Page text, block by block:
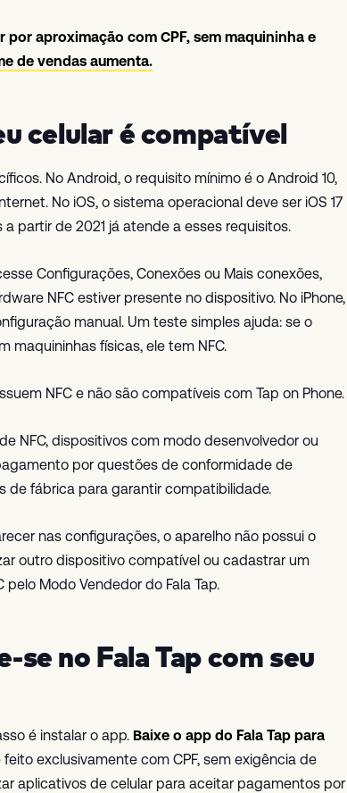
por aproximação com CPF, sem maquininha e
de vendas aumenta.
celular é compatível
No Android, o requisito mínimo é o Android 10,
No iOS, o sistema operacional deve ser iOS 17
partir de 2021 já atende a esses requisitos.
Configurações, Conexões ou Mais conexões,
NFC estiver presente no dispositivo. No iPhone,
manual. Um teste simples ajuda: se o
maquininhas físicas, ele tem NFC.
NFC e não são compatíveis com Tap on Phone.
NFC, dispositivos com modo desenvolvedor ou
por questões de conformidade de
de fábrica para garantir compatibilidade.
nas configurações, o aparelho não possui o
outro dispositivo compatível ou cadastrar um
Modo Vendedor do Fala Tap.
se no Fala Tap com seu
é instalar o app. Baixe o app do Fala Tap para
exclusivamente com CPF, sem exigência de
aplicativos de celular para aceitar pagamentos por